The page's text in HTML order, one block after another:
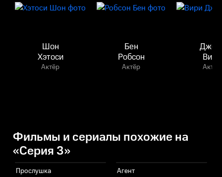
Шон
Хэтоси
Актёр
Бен
Робсон
Актёр
Вири
Актёр
Фильмы и сериалы похожие на
«Серия 3»
Прослушка Агент